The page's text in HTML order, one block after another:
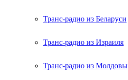
Транс-радио из Беларуси
Транс-радио из Израиля
Транс-радио из Молдовы